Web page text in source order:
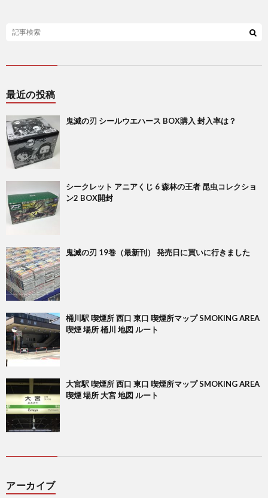
最近の投稿
鬼滅の刃 シールウエハース BOX購入 封入率は？
シークレット アニアくじ 6 森林の王者 昆虫コレクショ
ン2 BOX開封
鬼滅の刃 19巻（最新刊） 発売日に買いに行きました
桶川駅 喫煙所 西口 東口 喫煙所マップ SMOKING AREA
喫煙 場所 桶川 地図 ルート
大宮駅 喫煙所 西口 東口 喫煙所マップ SMOKING AREA
喫煙 場所 大宮 地図 ルート
アーカイブ